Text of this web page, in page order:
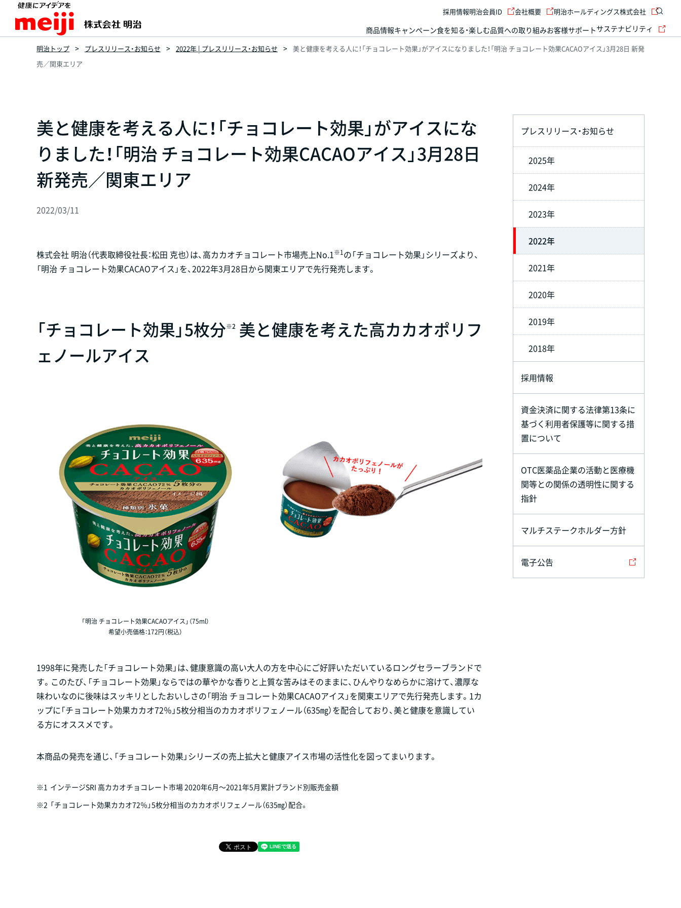
商品情報キャンペーン食を知る・楽しむ品質への取り組みお客様サポートサステナビリティ
採用情報明治会員ID 会社概要 明治ホールディングス株式会社
明治トップ プレスリリース・お知らせ 2022年 | プレスリリース・お知らせ
美と健康を考える人に！「チョコレート効果」がアイスになりました！「明治 チョコレート効果CACAOアイス」3月28日 新発
売／関東エリア
美と健康を考える人に！「チョコレート効果」がアイスにな
りました！「明治 チョコレート効果CACAOアイス」3月28日
新発売／関東エリア
2022/03/11
株式会社 明治（代表取締役社長：松田 克也）は、高カカオチョコレート市場売上No.1※1の「チョコレート効果」シリーズより、
「明治 チョコレート効果CACAOアイス」を、2022年3月28日から関東エリアで先行発売します。
「チョコレート効果」5枚分※2 美と健康を考えた高カカオポリフ
ェノールアイス
「明治 チョコレート効果CACAOアイス」（75ml）
希望小売価格：172円（税込）
1998年に発売した「チョコレート効果」は、健康意識の高い大人の方を中心にご好評いただいているロングセラーブランドで
す。このたび、「チョコレート効果」ならではの華やかな香りと上質な苦みはそのままに、ひんやりなめらかに溶けて、濃厚な
味わいなのに後味はスッキリとしたおいしさの「明治 チョコレート効果CACAOアイス」を関東エリアで先行発売します。1カ
ップに「チョコレート効果カカオ72％」5枚分相当のカカオポリフェノール（635㎎）を配合しており、美と健康を意識してい
る方にオススメです。
本商品の発売を通じ、「チョコレート効果」シリーズの売上拡大と健康アイス市場の活性化を図ってまいります。
※1 インテージSRI 高カカオチョコレート市場 2020年6月～2021年5月累計ブランド別販売金額
※2 「チョコレート効果カカオ72％」5枚分相当のカカオポリフェノール（635㎎）配合。
プレスリリース・お知らせ
2025年
2024年
2023年
2022年
2021年
2020年
2019年
2018年
採用情報
資金決済に関する法律第13条に
基づく利用者保護等に関する措
置について
OTC医薬品企業の活動と医療機
関等との関係の透明性に関する
指針
マルチステークホルダー方針
電子公告